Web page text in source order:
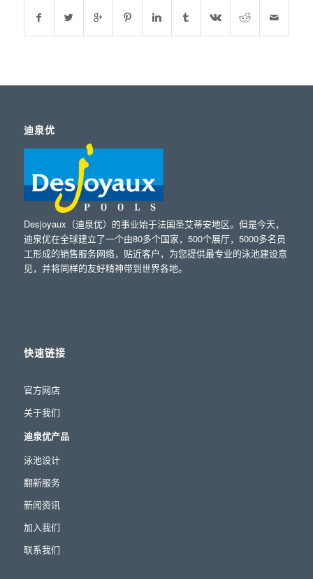
迪泉优
Desjoyaux（迪泉优）的事业始于法国圣艾蒂安地区。但是今天，
迪泉优在全球建立了一个由80多个国家，500个展厅，5000多名员
工形成的销售服务网络，贴近客户，为您提供最专业的泳池建设意
见，并将同样的友好精神带到世界各地。
快速链接
官方网店
关于我们
迪泉优产品
泳池设计
翻新服务
新闻资讯
加入我们
联系我们